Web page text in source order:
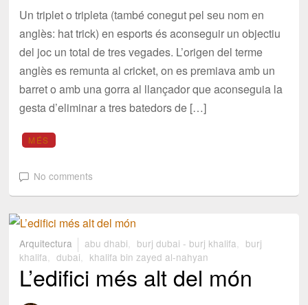
Un triplet o tripleta (també conegut pel seu nom en
anglès: hat trick) en esports és aconseguir un objectiu
del joc un total de tres vegades. L’origen del terme
anglès es remunta al cricket, on es premiava amb un
barret o amb una gorra al llançador que aconseguia la
gesta d’eliminar a tres batedors de […]
MÉS
No comments
Arquitectura abu dhabi burj dubai - burj khalifa
burj
khalifa
dubai khalifa bin zayed al-nahyan
L’edifici més alt del món